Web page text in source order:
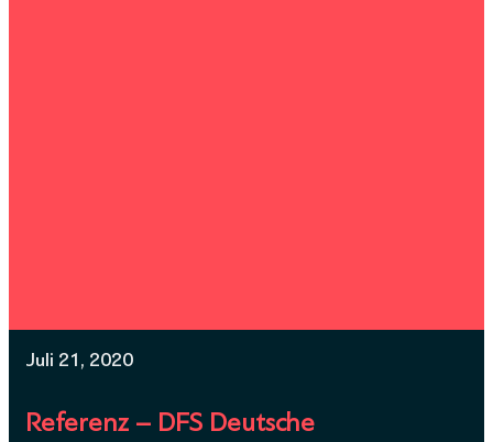
Juli 21, 2020
Referenz – DFS Deutsche